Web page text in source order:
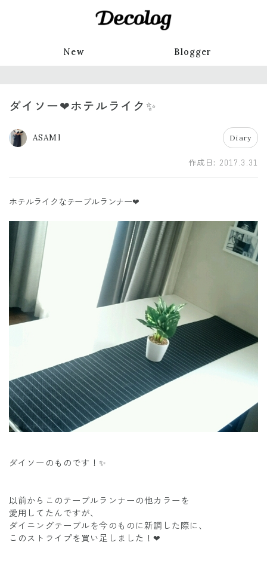
New Blogger
ダイソー❤ホテルライク✨
ASAMI Diary
作成日: 2017.3.31
ホテルライクなテーブルランナー❤
ダイソーのものです！✨
以前からこのテーブルランナーの他カラーを
愛用してたんですが、
ダイニングテーブルを今のものに新調した際に、
このストライプを買い足しました！❤